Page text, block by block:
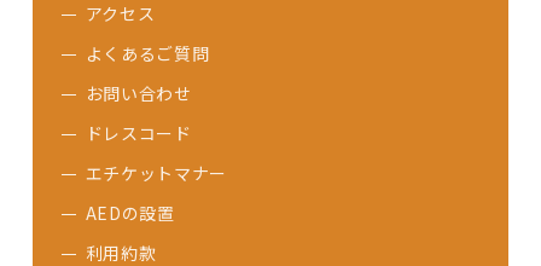
アクセス
よくあるご質問
お問い合わせ
ドレスコード
エチケットマナー
AEDの設置
利用約款